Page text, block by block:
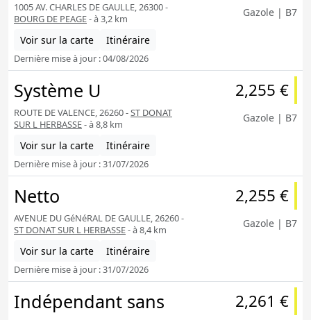
1005 AV. CHARLES DE GAULLE, 26300 -
BOURG DE PEAGE- à 3,2 km
Voir sur la carte Itinéraire
Dernière mise à jour : 04/08/2026
Gazole | B7
Système U
ROUTE DE VALENCE, 26260 -ST DONAT
SUR L HERBASSE- à 8,8 km
Voir sur la carte Itinéraire
Dernière mise à jour : 31/07/2026
2,255 €
Gazole | B7
Netto
AVENUE DU GéNéRAL DE GAULLE, 26260 -
ST DONAT SUR L HERBASSE- à 8,4 km
Voir sur la carte Itinéraire
Dernière mise à jour : 31/07/2026
2,255 €
Gazole | B7
Indépendant sans
2,261 €